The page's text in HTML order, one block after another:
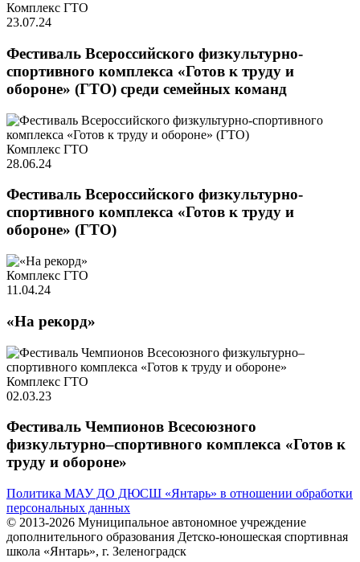
Комплекс ГТО
23.07.24
Фестиваль Всероссийского физкультурно-
спортивного комплекса «Готов к труду и
обороне» (ГТО) среди семейных команд
Комплекс ГТО
28.06.24
Фестиваль Всероссийского физкультурно-
спортивного комплекса «Готов к труду и
обороне» (ГТО)
Комплекс ГТО
11.04.24
«На рекорд»
Комплекс ГТО
02.03.23
Фестиваль Чемпионов Всесоюзного
физкультурно–спортивного комплекса «Готов к
труду и обороне»
Политика МАУ ДО ДЮСШ «Янтарь» в отношении обработки
персональных данных
© 2013-2026 Муниципальное автономное учреждение
дополнительного образования Детско-юношеская спортивная
школа «Янтарь», г. Зеленоградск